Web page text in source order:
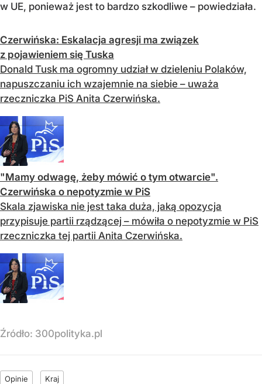
w UE, ponieważ jest to bardzo szkodliwe – powiedziała.
Czerwińska: Eskalacja agresji ma związek
z pojawieniem się Tuska
Donald Tusk ma ogromny udział w dzieleniu Polaków,
napuszczaniu ich wzajemnie na siebie – uważa
rzeczniczka PiS Anita Czerwińska.
"Mamy odwagę, żeby mówić o tym otwarcie".
Czerwińska o nepotyzmie w PiS
Skala zjawiska nie jest taka duża, jaką opozycja
przypisuje partii rządzącej – mówiła o nepotyzmie w PiS
rzeczniczka tej partii Anita Czerwińska.
Źródło: 300polityka.pl
Opinie Kraj